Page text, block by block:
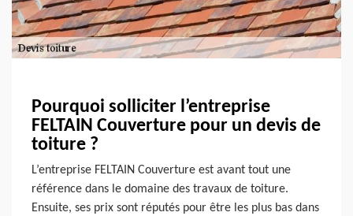
Pourquoi solliciter l’entreprise
FELTAIN Couverture pour un devis de
toiture ?
L’entreprise FELTAIN Couverture est avant tout une
référence dans le domaine des travaux de toiture.
Ensuite, ses prix sont réputés pour être les plus bas dans